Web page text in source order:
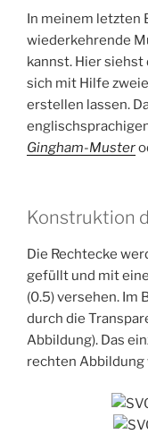
In meinem letzten
wiederkehrende
kannst. Hier
sich mit Hilfe
erstellen lassen.
Gingham-Muster
Konstruktion
Die Rechtecke
gefüllt und mit
(0.5) versehen. Im
durch die
Abbildung). Das
rechten Abbildung